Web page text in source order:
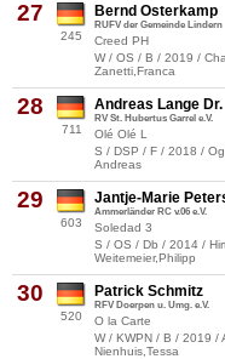
27
245
Bernd Osterkamp
RUFV der Gemeinde Lindern
Creed PH
W / OS / B / 2019 /
Zanetti,Franca
28
711
Andreas Lange Dr.
RV St. Hubertus Garrel e.V.
Olé Olé L
S / DSP / F / 2018 /
Andreas
29
603
Jantje-Marie
Ammerländer RC v.06 e.V.
Soledad 3
S / OS / Db / 2014 /
Weitemeier,Philipp
30
520
Patrick Schmitz
RFV Doerpen u. Umg. e.V.
O la Carte
W / KWPN / B / 2019 /
Nienhuis,Tessa